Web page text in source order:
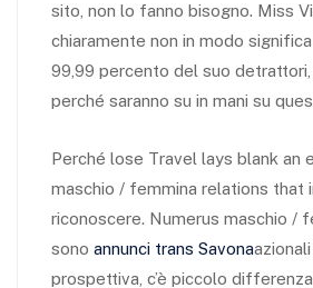
sito, non lo fanno bisogno. Miss
chiaramente non in modo
99,99 percento del suo detrattori,
perché saranno su in mani su
Perché lose Travel lays blank an
maschio / femmina relations that
riconoscere. Numerus maschio /
sono annunci trans Savona
prospettiva, c’è piccolo